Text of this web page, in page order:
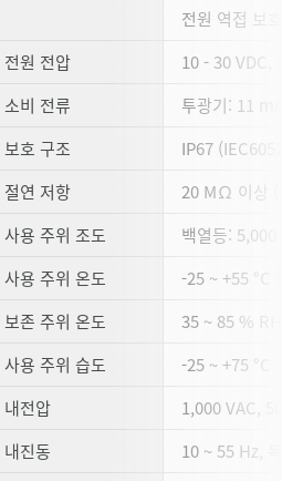
전원 역접 보
전원 전압
10 - 30 VDC,
소비 전류
투광기: 11
보호 구조
IP67
절연 저항
20 MΩ 이상
사용 주위 조도
백열등:
사용 주위 온도
-25 ~ +55 °C
보존 주위 온도
35 ~ 85 %
사용 주위 습도
-25 ~ +75 °C
내전압
1,000 VAC,
내진동
10 ~ 55 Hz,